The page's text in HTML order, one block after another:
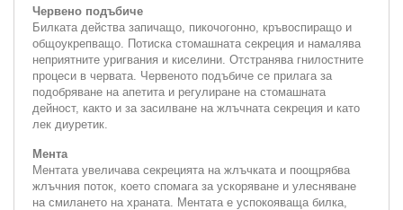
Червено подъбиче
Билката действа запичащо, пикочогонно, кръвоспиращо и
общоукрепващо. Потиска стомашната секреция и намалява
неприятните уригвания и киселини. Отстранява гнилостните
процеси в червата. Червеното подъбиче се прилага за
подобряване на апетита и регулиране на стомашната
дейност, както и за засилване на жлъчната секреция и като
лек диуретик.
Мента
Ментата увеличава секрецията на жлъчката и поощрябва
жлъчния поток, което спомага за ускоряване и улесняване
на смилането на храната. Ментата е успокояваща билка,